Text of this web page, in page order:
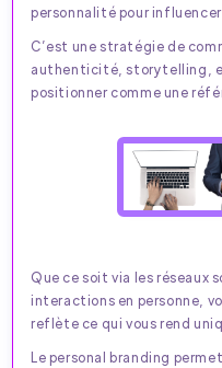
personnalité pour
C’est une stratégie de
authenticité, storytelling,
positionner comme une
Que ce soit via les réseaux
interactions en personne,
reflète ce qui vous rend
Le personal branding